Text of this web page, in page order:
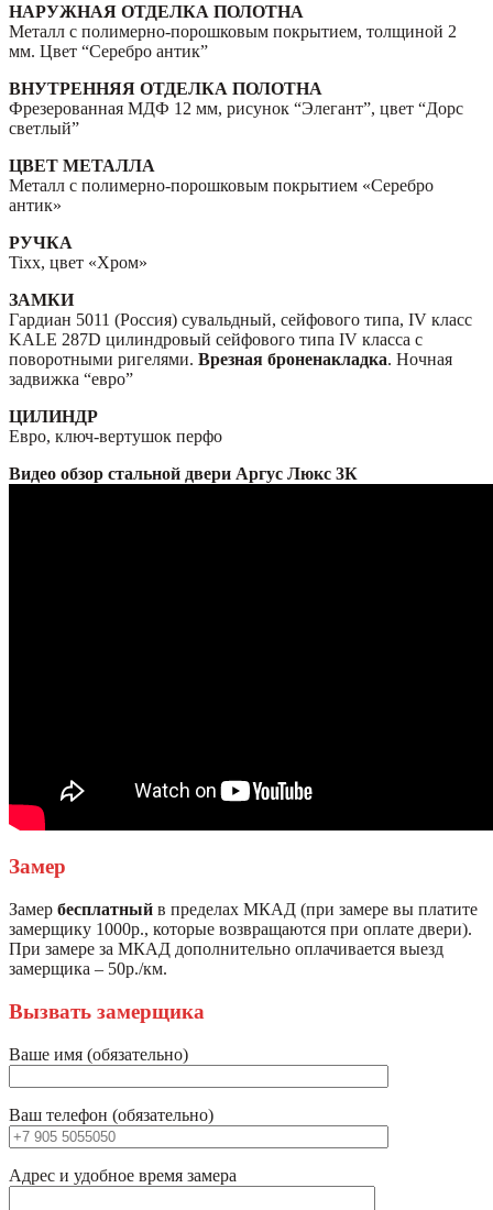
НАРУЖНАЯ ОТДЕЛКА ПОЛОТНА
Металл с полимерно-порошковым покрытием, толщиной 2
мм. Цвет “Серебро антик”
ВНУТРЕННЯЯ ОТДЕЛКА ПОЛОТНА
Фрезерованная МДФ 12 мм, рисунок “Элегант”, цвет “Дорс
светлый”
ЦВЕТ МЕТАЛЛА
Металл с полимерно-порошковым покрытием «Серебро
антик»
РУЧКА
Tixx, цвет «Хром»
ЗАМКИ
Гардиан 5011 (Россия) сувальдный, сейфового типа, IV класс
KALE 287D цилиндровый сейфового типа IV класса с
поворотными ригелями. Врезная броненакладка. Ночная
задвижка “евро”
ЦИЛИНДР
Евро, ключ-вертушок перфо
Видео обзор стальной двери Аргус Люкс 3К
Замер
Замер бесплатный в пределах МКАД (при замере вы платите
замерщику 1000р., которые возвращаются при оплате двери).
При замере за МКАД дополнительно оплачивается выезд
замерщика – 50р./км.
Вызвать замерщика
Ваше имя (обязательно)
Ваш телефон (обязательно)
Адрес и удобное время замера